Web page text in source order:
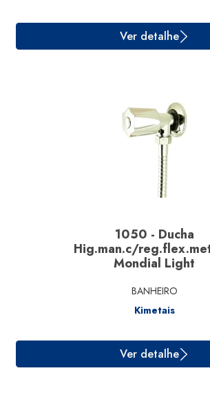
1050 - Ducha
Hig.man.c/
Mondial Light
BANHEIRO
Kimetais